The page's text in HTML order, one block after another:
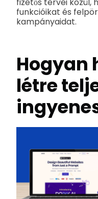
fizetős tervei közül,
funkcióikat és
kampányaidat.
Hogyan
létre